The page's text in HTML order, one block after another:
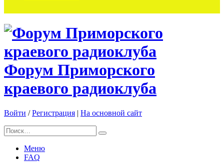
Форум Приморского
краевого радиоклуба
Войти /Регистрация | На основной сайт
Меню
FAQ